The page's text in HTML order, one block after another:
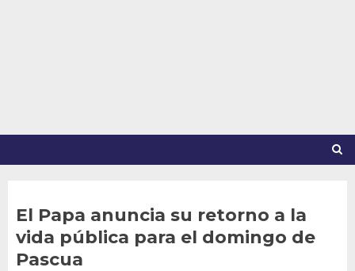
El Papa anuncia su retorno a la
vida pública para el domingo de
Pascua